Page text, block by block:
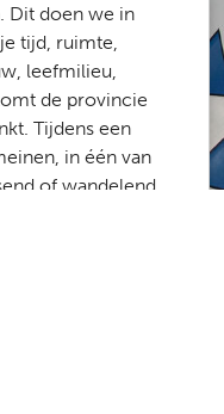
Dit doen we in
tijd, ruimte,
leefmilieu,
de provincie
Tijdens een
in één van
of wandelend